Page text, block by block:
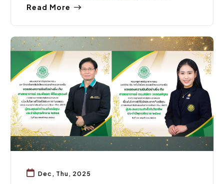
Read More
ข่าวประชาสัมพันธ์,ประชาสัมพันธ์
Dec, Thu, 2025